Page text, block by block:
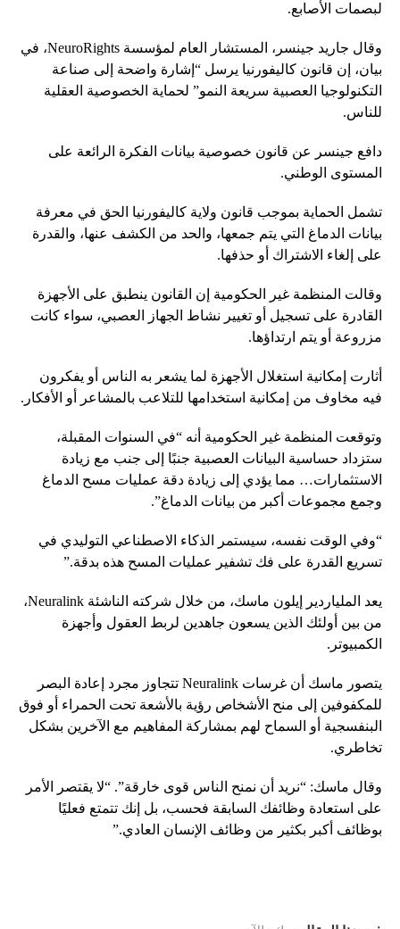
لبصمات الأصابع.
وقال جاريد جينسر، المستشار العام لمؤسسة NeuroRights، في
بيان، إن قانون كاليفورنيا يرسل “إشارة واضحة إلى صناعة
التكنولوجيا العصبية سريعة النمو” لحماية الخصوصية العقلية
للناس.
دافع جينسر عن قانون خصوصية بيانات الفكرة الرائعة على
المستوى الوطني.
تشمل الحماية بموجب قانون ولاية كاليفورنيا الحق في معرفة
بيانات الدماغ التي يتم جمعها، والحد من الكشف عنها، والقدرة
على إلغاء الاشتراك أو حذفها.
وقالت المنظمة غير الحكومية إن القانون ينطبق على الأجهزة
القادرة على تسجيل أو تغيير نشاط الجهاز العصبي، سواء كانت
مزروعة أو يتم ارتداؤها.
أثارت إمكانية استغلال الأجهزة لما يشعر به الناس أو يفكرون
فيه مخاوف من إمكانية استخدامها للتلاعب بالمشاعر أو الأفكار.
وتوقعت المنظمة غير الحكومية أنه “في السنوات المقبلة،
ستزداد حساسية البيانات العصبية جنبًا إلى جنب مع زيادة
الاستثمارات… مما يؤدي إلى زيادة دقة عمليات مسح الدماغ
وجمع مجموعات أكبر من بيانات الدماغ”.
“وفي الوقت نفسه، سيستمر الذكاء الاصطناعي التوليدي في
تسريع القدرة على فك تشفير عمليات المسح هذه بدقة.”
يعد الملياردير إيلون ماسك، من خلال شركته الناشئة Neuralink،
من بين أولئك الذين يسعون جاهدين لربط العقول وأجهزة
الكمبيوتر.
يتصور ماسك أن غرسات Neuralink تتجاوز مجرد إعادة البصر
للمكفوفين إلى منح الأشخاص رؤية بالأشعة تحت الحمراء أو فوق
البنفسجية أو السماح لهم بمشاركة المفاهيم مع الآخرين بشكل
تخاطري.
وقال ماسك: “نريد أن نمنح الناس قوى خارقة”. “لا يقتصر الأمر
على استعادة وظائفك السابقة فحسب، بل إنك تتمتع فعليًا
بوظائف أكبر بكثير من وظائف الإنسان العادي.”